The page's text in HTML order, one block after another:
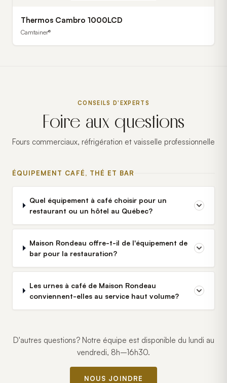
Thermos Cambro 1000LCD
Camtainer®
CONSEILS D'EXPERTS
Foire aux questions
Fours commerciaux, réfrigération et vaisselle professionnelle
ÉQUIPEMENT CAFÉ, THÉ ET BAR
Quel équipement à café choisir pour un
restaurant ou un hôtel au Québec?
Maison Rondeau offre-t-il de l'équipement de
bar pour la restauration?
Les urnes à café de Maison Rondeau
conviennent-elles au service haut volume?
D'autres questions? Notre équipe est disponible du lundi au
vendredi, 8h–16h30.
NOUS JOINDRE